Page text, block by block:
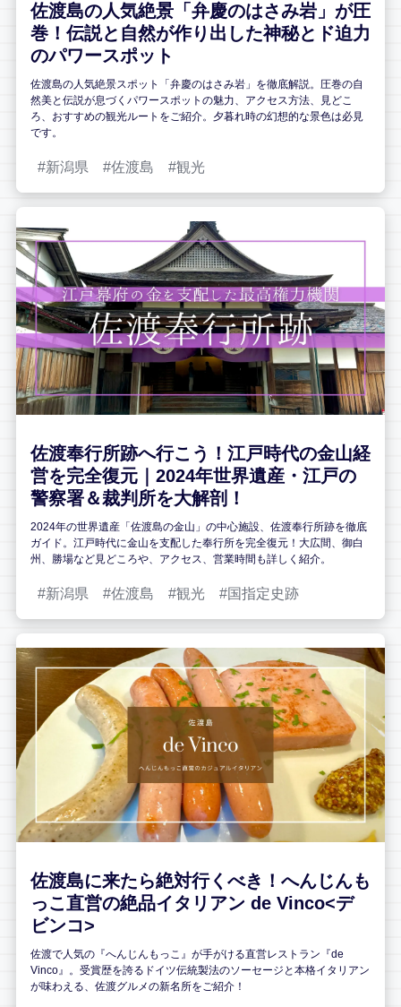
佐渡島の人気絶景「弁慶のはさみ岩」が圧
巻！伝説と自然が作り出した神秘とド迫力
のパワースポット
佐渡島の人気絶景スポット「弁慶のはさみ岩」を徹底解説。圧巻の自
然美と伝説が息づくパワースポットの魅力、アクセス方法、見どこ
ろ、おすすめの観光ルートをご紹介。夕暮れ時の幻想的な景色は必見
です。
新潟県 佐渡島 観光
佐渡奉行所跡へ行こう！江戸時代の金山経
営を完全復元｜2024年世界遺産・江戸の
警察署＆裁判所を大解剖！
2024年の世界遺産「佐渡島の金山」の中心施設、佐渡奉行所跡を徹底
ガイド。江戸時代に金山を支配した奉行所を完全復元！大広間、御白
州、勝場など見どころや、アクセス、営業時間も詳しく紹介。
新潟県 佐渡島 観光 国指定史跡
佐渡島に来たら絶対行くべき！へんじんも
っこ直営の絶品イタリアン de Vinco<デ
ビンコ>
佐渡で人気の『へんじんもっこ』が手がける直営レストラン『de
Vinco』。受賞歴を誇るドイツ伝統製法のソーセージと本格イタリアン
が味わえる、佐渡グルメの新名所をご紹介！